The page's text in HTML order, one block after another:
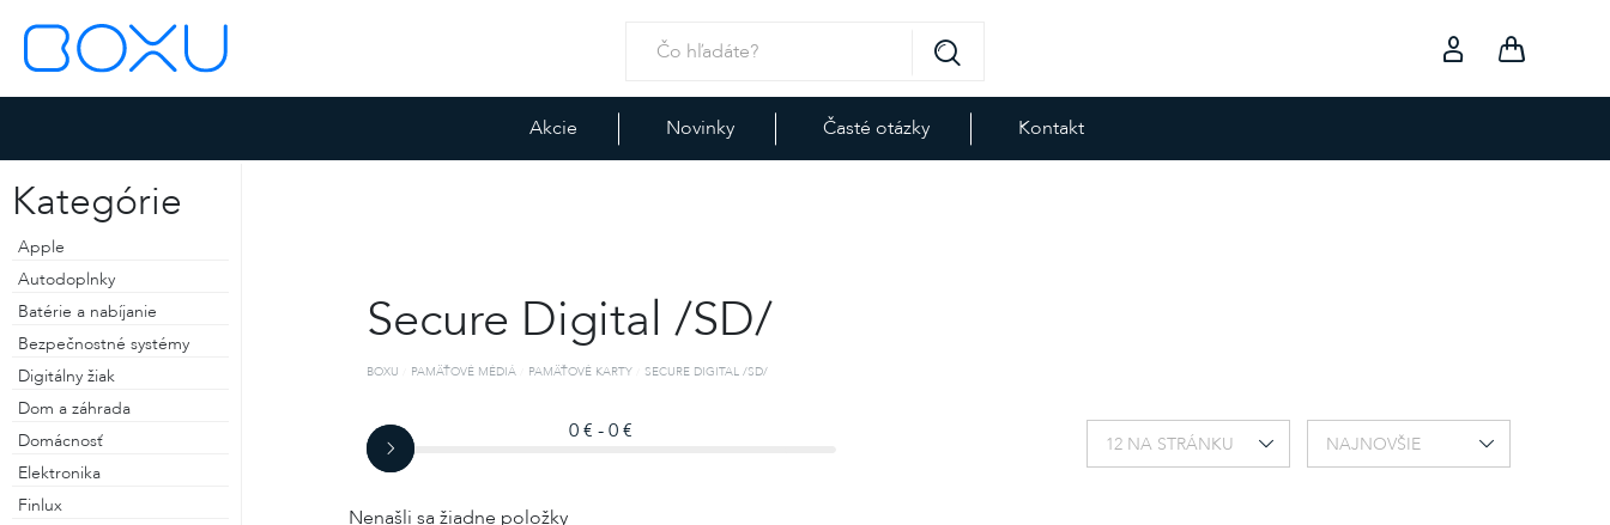
Akcie Novinky Časté otázky Kontakt
Kategórie
Apple
Autodoplnky
Batérie a nabíjanie
Bezpečnostné systémy
Digitálny žiak
Dom a záhrada
Domácnosť
Elektronika
Finlux
Secure Digital /SD/
BOXU PAMÄŤOVÉ MÉDIÁ PAMÄŤOVÉ KARTY SECURE DIGITAL /SD/
0 € - 0 €
12 NA STRÁNKU NAJNOVŠIE
Nenašli sa žiadne položky